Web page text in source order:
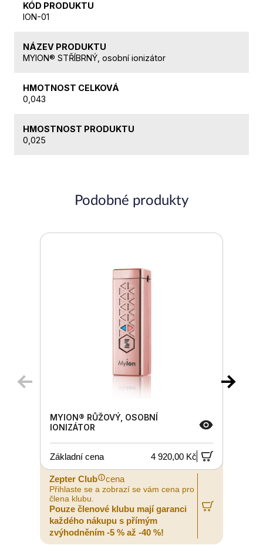
KÓD PRODUKTU
ION-01
NÁZEV PRODUKTU
MYION® STŘÍBRNÝ, osobní ionizátor
HMOTNOST CELKOVÁ
0,043
HMOSTNOST PRODUKTU
0,025
Podobné produkty
MYION® RŮŽOVÝ, OSOBNÍ
IONIZÁTOR
Základní cena 4 920,00 Kč
Zepter Club cena
Přihlaste se a zobrazí se vám cena pro
člena klubu.
Pouze členové klubu mají garanci
každého nákupu s přímým
zvýhodněním -5 % až -40 %!